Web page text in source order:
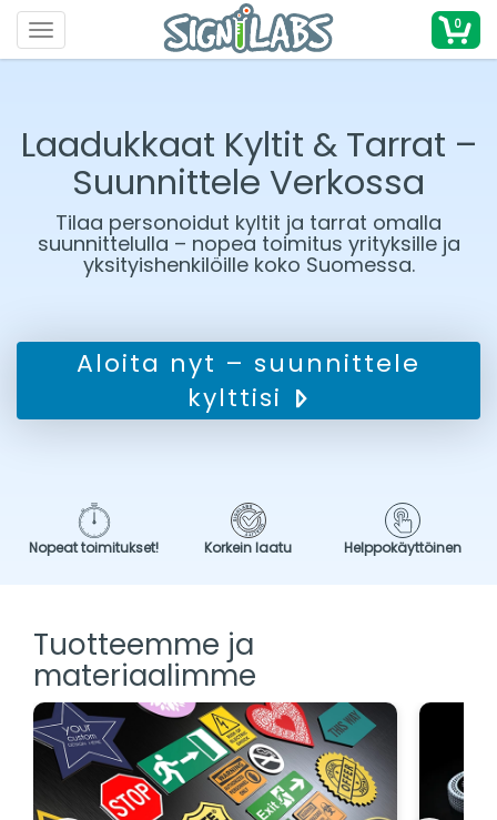
Toggle navigation 0
Laadukkaat Kyltit & Tarrat –
Suunnittele Verkossa
Tilaa personoidut kyltit ja tarrat omalla
suunnittelulla – nopea toimitus yrityksille ja
yksityishenkilöille koko Suomessa.
Aloita nyt – suunnittele
kylttisi
Nopeat toimitukset! Korkein laatu Helppokäyttöinen
Tuotteemme ja
materiaalimme